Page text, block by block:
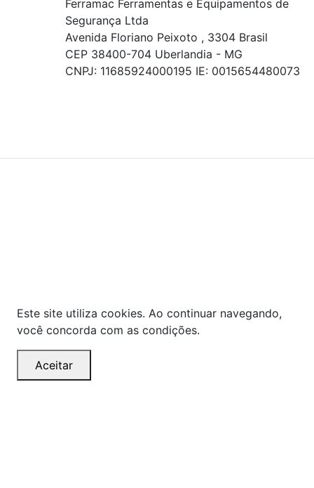
Ferramac Ferramentas e Equipamentos de
Segurança Ltda
Avenida Floriano Peixoto , 3304 Brasil
CEP 38400-704 Uberlandia - MG
CNPJ: 11685924000195 IE: 0015654480073
Este site utiliza cookies. Ao continuar navegando,
você concorda com as condições.
Aceitar